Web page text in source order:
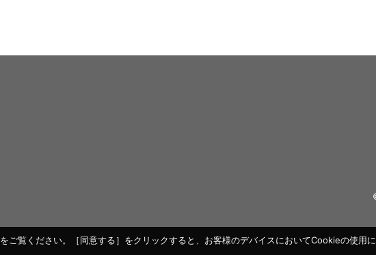
をご覧ください。［同意する］をクリックすると、お客様のデバイスにおいてCookieの使用